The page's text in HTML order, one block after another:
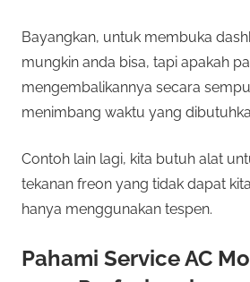
Bayangkan, untuk membuka
mungkin anda bisa, tapi apakah
mengembalikannya secara
menimbang waktu yang
Contoh lain lagi, kita butuh alat
tekanan freon yang tidak dapat
hanya menggunakan tespen.
Pahami Service AC